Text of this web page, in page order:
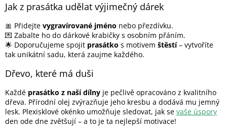
Jak z prasátka udělat výjimečný dárek
🎀 Přidejte vygravírované jméno nebo přezdívku.
💌 Zabalte ho do dárkové krabičky s osobním přáním.
🌟 Doporučujeme spojit prasátko s motivem štěstí– vytvoříte
tak unikátní sadu, která zaujme každého.
Dřevo, které má duši
Každé prasátko z naší dílny je pečlivě opracováno z kvalitního
dřeva. Přírodní olej zvýrazňuje jeho kresbu a dodává mu jemný
lesk. Plexisklové okénko umožňuje sledovat, jak se vaše úspory
den ode dne zvětšují – a to je ta nejlepší motivace!